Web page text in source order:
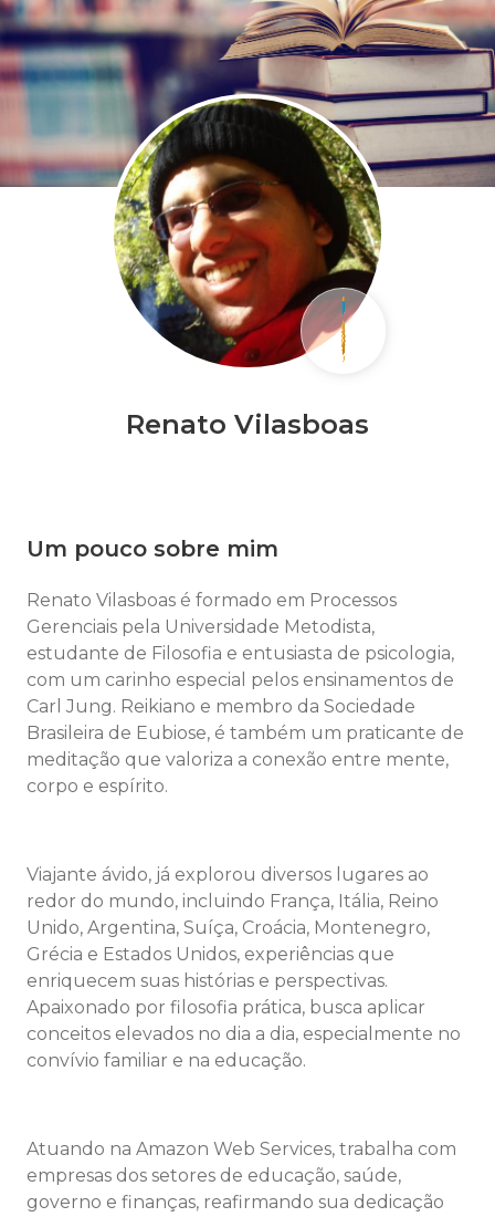
Renato Vilasboas
Um pouco sobre mim
Renato Vilasboas é formado em Processos
Gerenciais pela Universidade Metodista,
estudante de Filosofia e entusiasta de psicologia,
com um carinho especial pelos ensinamentos de
Carl Jung. Reikiano e membro da Sociedade
Brasileira de Eubiose, é também um praticante de
meditação que valoriza a conexão entre mente,
corpo e espírito.
Viajante ávido, já explorou diversos lugares ao
redor do mundo, incluindo França, Itália, Reino
Unido, Argentina, Suíça, Croácia, Montenegro,
Grécia e Estados Unidos, experiências que
enriquecem suas histórias e perspectivas.
Apaixonado por filosofia prática, busca aplicar
conceitos elevados no dia a dia, especialmente no
convívio familiar e na educação.
Atuando na Amazon Web Services, trabalha com
empresas dos setores de educação, saúde,
governo e finanças, reafirmando sua dedicação